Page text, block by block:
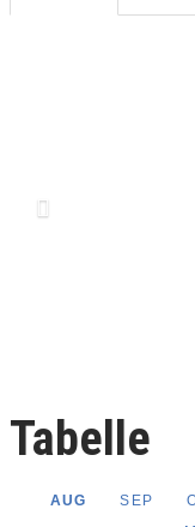
Tabelle
AUG SEP